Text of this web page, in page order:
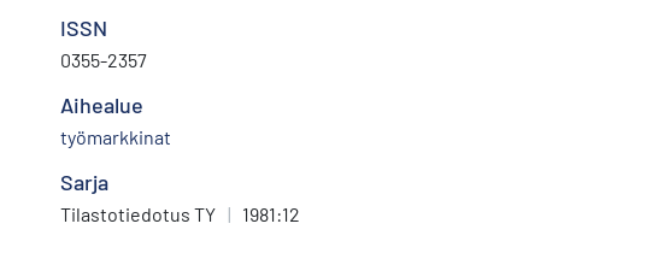
ISSN
0355-2357
Aihealue
työmarkkinat
Sarja
Tilastotiedotus TY | 1981:12